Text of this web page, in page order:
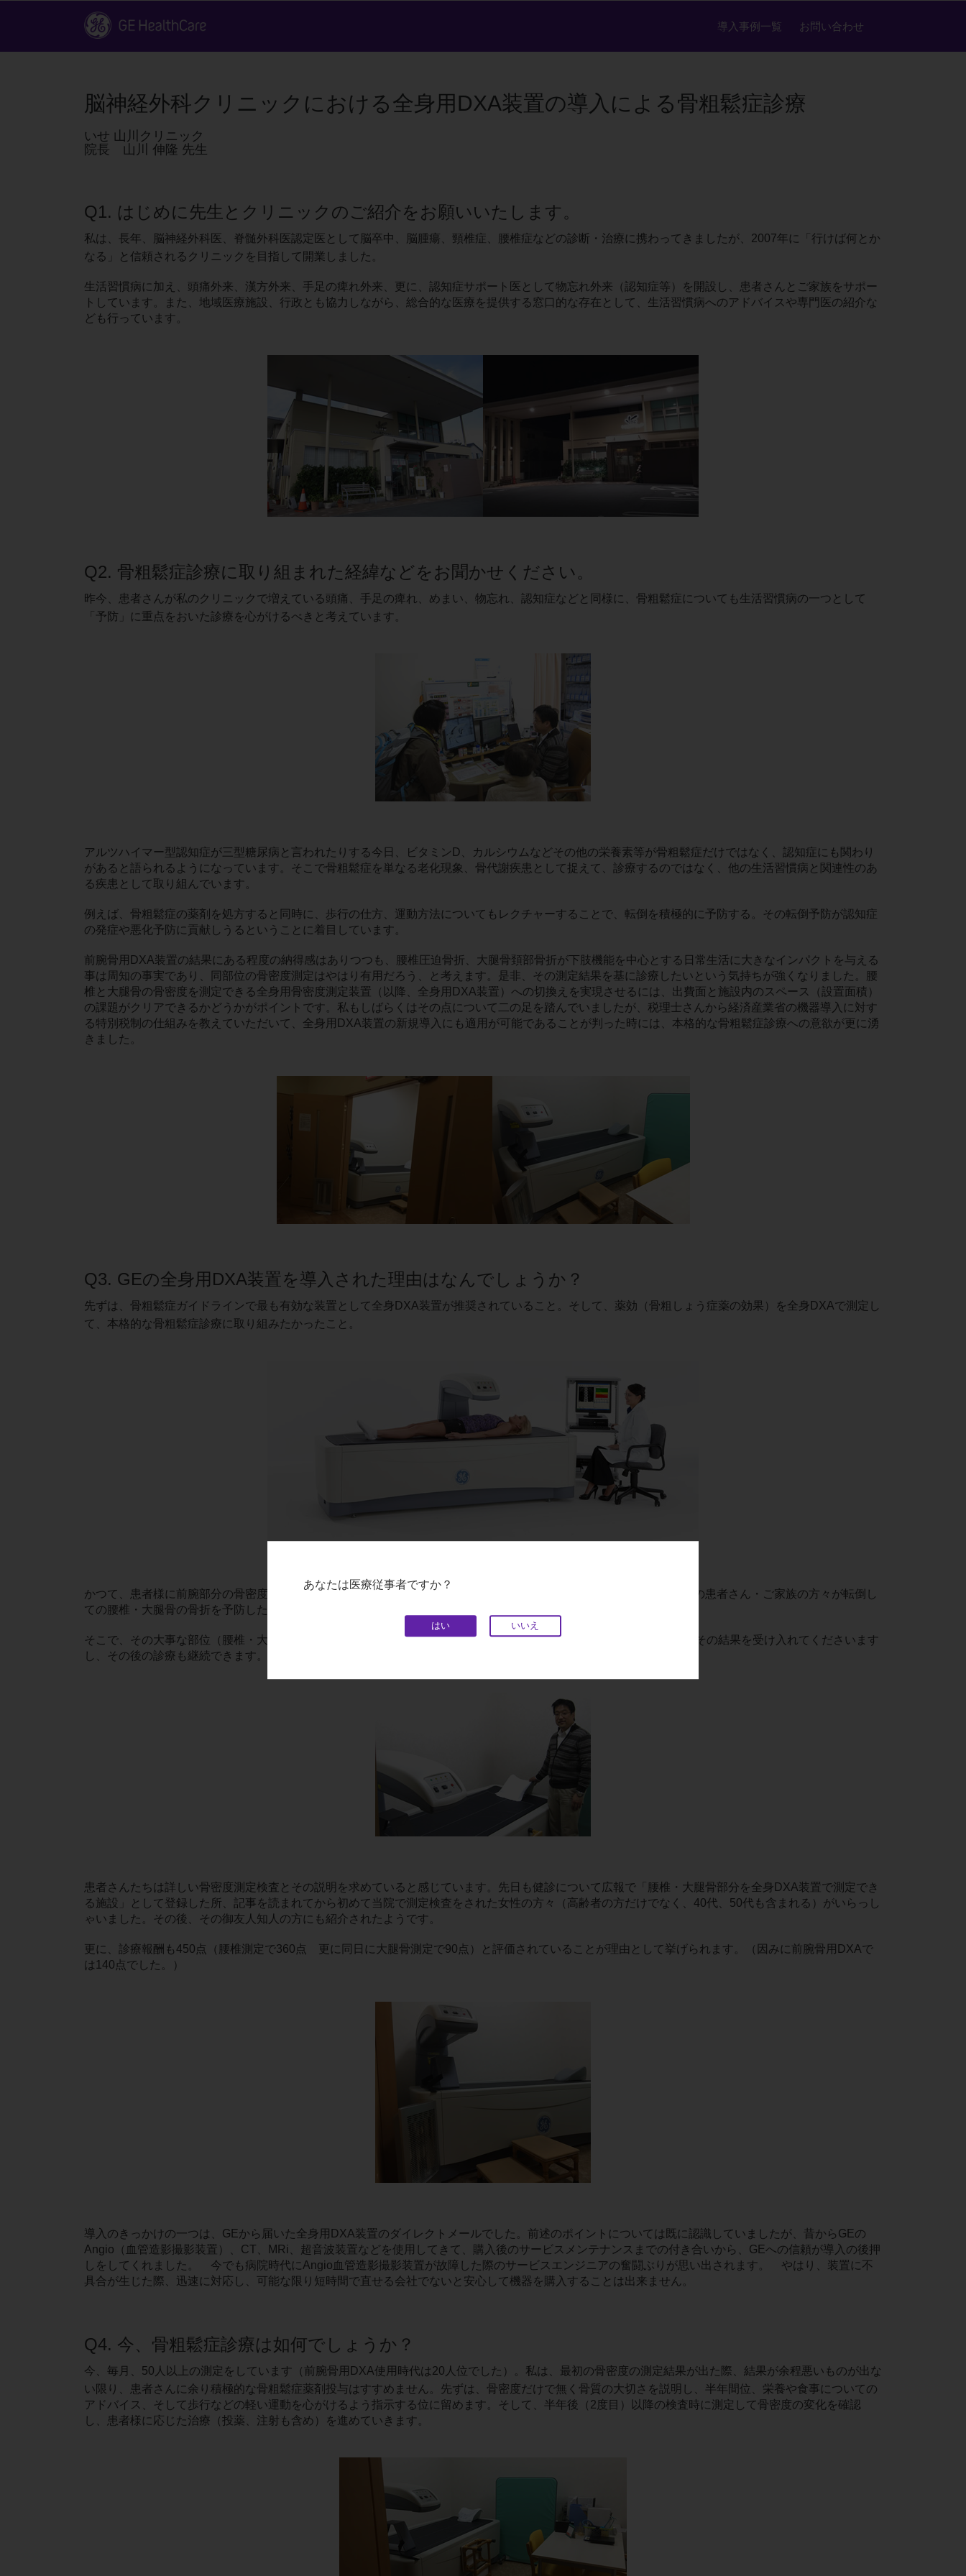
導入事例一覧 お問い合わせ
あなたは医療従事者ですか？
はい いいえ
脳神経外科クリニックにおける全身用DXA装置の導入による骨粗鬆症診療
いせ 山川クリニック
院長 山川 伸隆 先生
Q1. はじめに先生とクリニックのご紹介をお願いいたします。
私は、長年、脳神経外科医、脊髄外科医認定医として脳卒中、脳腫瘍、頸椎症、腰椎症などの診断・治療に携わってきましたが、2007年に「行けば何とか
なる」と信頼されるクリニックを目指して開業しました。
生活習慣病に加え、頭痛外来、漢方外来、手足の痺れ外来、更に、認知症サポート医として物忘れ外来（認知症等）を開設し、患者さんとご家族をサポー
トしています。また、地域医療施設、行政とも協力しながら、総合的な医療を提供する窓口的な存在として、生活習慣病へのアドバイスや専門医の紹介な
ども行っています。
Q2. 骨粗鬆症診療に取り組まれた経緯などをお聞かせください。
昨今、患者さんが私のクリニックで増えている頭痛、手足の痺れ、めまい、物忘れ、認知症などと同様に、骨粗鬆症についても生活習慣病の一つとして
「予防」に重点をおいた診療を心がけるべきと考えています。
アルツハイマー型認知症が三型糖尿病と言われたりする今日、ビタミンD、カルシウムなどその他の栄養素等が骨粗鬆症だけではなく、認知症にも関わり
があると語られるようになっています。そこで骨粗鬆症を単なる老化現象、骨代謝疾患として捉えて、診療するのではなく、他の生活習慣病と関連性のあ
る疾患として取り組んでいます。
例えば、骨粗鬆症の薬剤を処方すると同時に、歩行の仕方、運動方法についてもレクチャーすることで、転倒を積極的に予防する。その転倒予防が認知症
の発症や悪化予防に貢献しうるということに着目しています。
前腕骨用DXA装置の結果にある程度の納得感はありつつも、腰椎圧迫骨折、大腿骨頚部骨折が下肢機能を中心とする日常生活に大きなインパクトを与える
事は周知の事実であり、同部位の骨密度測定はやはり有用だろう、と考えます。是非、その測定結果を基に診療したいという気持ちが強くなりました。腰
椎と大腿骨の骨密度を測定できる全身用骨密度測定装置（以降、全身用DXA装置）への切換えを実現させるには、出費面と施設内のスペース（設置面積）
の課題がクリアできるかどうかがポイントです。私もしばらくはその点について二の足を踏んでいましたが、税理士さんから経済産業省の機器導入に対す
る特別税制の仕組みを教えていただいて、全身用DXA装置の新規導入にも適用が可能であることが判った時には、本格的な骨粗鬆症診療への意欲が更に湧
きました。
Q3. GEの全身用DXA装置を導入された理由はなんでしょうか？
先ずは、骨粗鬆症ガイドラインで最も有効な装置として全身DXA装置が推奨されていること。そして、薬効（骨粗しょう症薬の効果）を全身DXAで測定し
て、本格的な骨粗鬆症診療に取り組みたかったこと。
かつて、患者様に前腕部分の骨密度を測り、説明しても十分な納得を得られない患者様が見受けられました。今や多くの患者さん・ご家族の方々が転倒し
ての腰椎・大腿骨の骨折を予防したいと思われています。
そこで、その大事な部位（腰椎・大腿骨）を全身DXA装置で測定しての骨密度の測定結果レポートを一緒に見ますと、その結果を受け入れてくださいます
し、その後の診療も継続できます。
患者さんたちは詳しい骨密度測定検査とその説明を求めていると感じています。先日も健診について広報で「腰椎・大腿骨部分を全身DXA装置で測定でき
る施設」として登録した所、記事を読まれてから初めて当院で測定検査をされた女性の方々（高齢者の方だけでなく、40代、50代も含まれる）がいらっし
ゃいました。その後、その御友人知人の方にも紹介されたようです。
更に、診療報酬も450点（腰椎測定で360点 更に同日に大腿骨測定で90点）と評価されていることが理由として挙げられます。（因みに前腕骨用DXAで
は140点でした。）
導入のきっかけの一つは、GEから届いた全身用DXA装置のダイレクトメールでした。前述のポイントについては既に認識していましたが、昔からGEの
Angio（血管造影撮影装置）、CT、MRi、超音波装置などを使用してきて、購入後のサービスメンテナンスまでの付き合いから、GEへの信頼が導入の後押
しをしてくれました。 今でも病院時代にAngio血管造影撮影装置が故障した際のサービスエンジニアの奮闘ぶりが思い出されます。 やはり、装置に不
具合が生じた際、迅速に対応し、可能な限り短時間で直せる会社でないと安心して機器を購入することは出来ません。
Q4. 今、骨粗鬆症診療は如何でしょうか？
今、毎月、50人以上の測定をしています（前腕骨用DXA使用時代は20人位でした）。私は、最初の骨密度の測定結果が出た際、結果が余程悪いものが出な
い限り、患者さんに余り積極的な骨粗鬆症薬剤投与はすすめません。先ずは、骨密度だけで無く骨質の大切さを説明し、半年間位、栄養や食事についての
アドバイス、そして歩行などの軽い運動を心がけるよう指示する位に留めます。そして、半年後（2度目）以降の検査時に測定して骨密度の変化を確認
し、患者様に応じた治療（投薬、注射も含め）を進めていきます。